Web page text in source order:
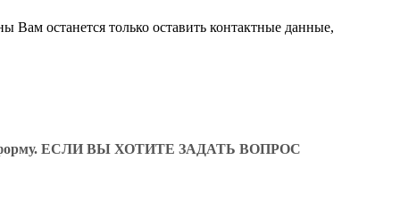
Вам останется только оставить контактные данные,
форму. ЕСЛИ ВЫ ХОТИТЕ ЗАДАТЬ ВОПРОС